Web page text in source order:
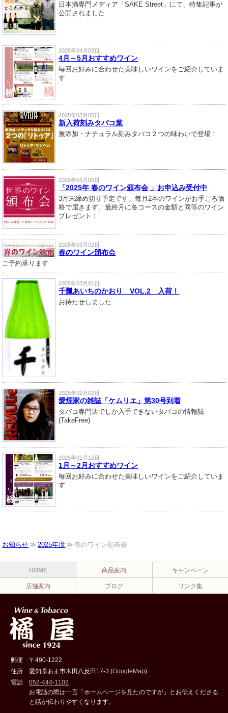
日本酒専門メディア「SAKE Street」にて、特集記事が
公開されました
2025年04月03日
4月～5月おすすめワイン
毎回お好みに合わせた美味しいワインをご紹介していま
す
2025年03月05日
新入荷刻みタバコ葉
無添加・ナチュラル刻みタバコ２つの味わいで登場！
2025年03月05日
「2025年 春のワイン頒布会 」お申込み受付中
3月末締め切り予定です。毎月2本のワインがお手ごろ価
格で届きます。最終月に各コースの金額と同等のワイン
プレゼント！
2025年03月02日
春のワイン頒布会
ご予約承ります
2025年03月01日
千瓢あいちのかおり VOL.2 入荷！
お待たせしました
2025年02月02日
愛煙家の雑誌「ケムリエ」第30号到着
タバコ専門店でしか入手できないタバコの情報誌
(TakeFree)
2025年01月10日
1月～2月おすすめワイン
毎回お好みに合わせた美味しいワインをご紹介していま
す
お知らせ 2025年度 春のワイン頒布会
HOME 商品案内 キャンペーン
店舗案内 ブログ リンク集
郵便
〒490-1222
住所
愛知県あま市木田八反田17-3 (GoogleMap)
電話
052-444-1102
お電話の際は一言「ホームページを見たのですが」とお伝えくださる
と話が伝わりやすくなります。